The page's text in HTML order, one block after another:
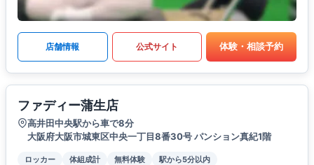
店舗情報 公式サイト 体験・相談予約
ファディー蒲生店
高井田中央駅から車で8分
大阪府大阪市城東区中央一丁目8番30号 パンション真紀1階
ロッカー 体組成計 無料体験 駅から5分以内